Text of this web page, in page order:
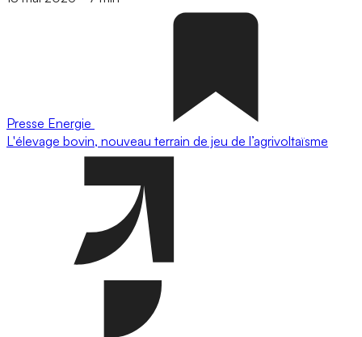
Presse Energie
L'élevage bovin, nouveau terrain de jeu de l’agrivoltaïsme